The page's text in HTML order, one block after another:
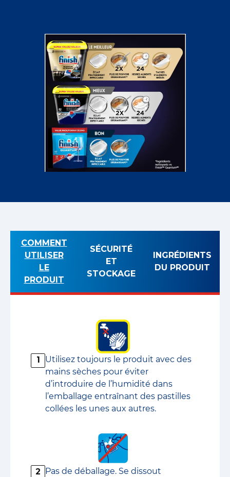
COMMENT
UTILISER
LE
PRODUIT
SÉCURITÉ
ET
STOCKAGE
INGRÉDIENTS
DU PRODUIT
1
Utilisez toujours le produit avec des
mains sèches pour éviter
d’introduire de l’humidité dans
l’emballage entraînant des pastilles
collées les unes aux autres.
2 Pas de déballage. Se dissout